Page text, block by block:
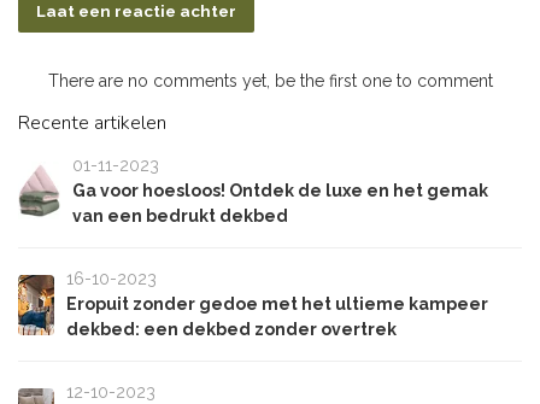
Laat een reactie achter
There are no comments yet, be the first one to comment
Recente artikelen
01-11-2023
Ga voor hoesloos! Ontdek de luxe en het gemak
van een bedrukt dekbed
16-10-2023
Eropuit zonder gedoe met het ultieme kampeer
dekbed: een dekbed zonder overtrek
12-10-2023